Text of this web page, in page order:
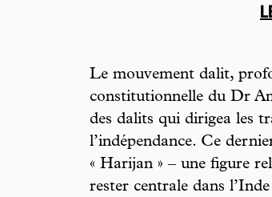
Le mouvement dalit,
constitutionnelle du Dr
des dalits qui dirigea les
l’indépendance. Ce
« Harijan » – une figure
rester centrale dans